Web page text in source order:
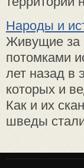
Народы и
Живущие за
потомками
лет назад в
которых и
Как и их
шведы